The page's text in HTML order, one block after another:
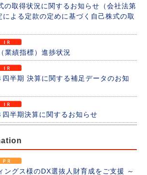
の取得状況に関するお知らせ（会社法第
よる定款の定めに基づく自己株式の取
業績指標）進捗状況
半期 決算に関する補足データのお知
半期決算に関するお知らせ
半期決算短信〔日本基準〕（連結）の
ングス様のDX選抜人財育成をご支援 ～